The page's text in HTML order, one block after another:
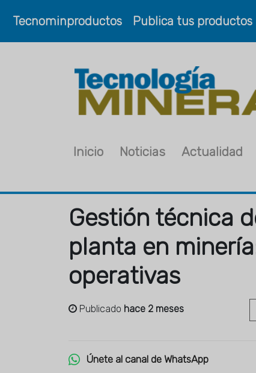
Tecnominproductos Publica tus productos
Inicio Noticias Actualidad
Gestión técnica
planta en
operativas
Publicado hace 2 meses
Únete al canal de WhatsApp